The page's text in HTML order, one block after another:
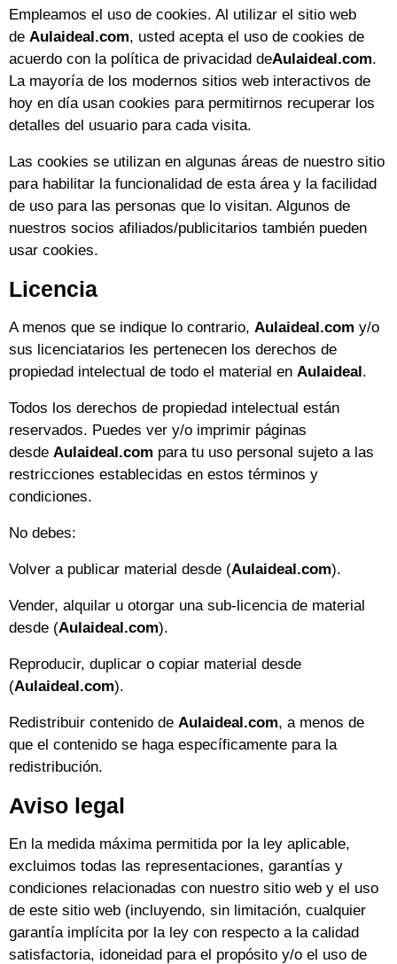
Empleamos el uso de cookies. Al utilizar el sitio web
de Aulaideal.com, usted acepta el uso de cookies de
acuerdo con la política de privacidad deAulaideal.com.
La mayoría de los modernos sitios web interactivos de
hoy en día usan cookies para permitirnos recuperar los
detalles del usuario para cada visita.
Las cookies se utilizan en algunas áreas de nuestro sitio
para habilitar la funcionalidad de esta área y la facilidad
de uso para las personas que lo visitan. Algunos de
nuestros socios afiliados/publicitarios también pueden
usar cookies.
Licencia
A menos que se indique lo contrario, Aulaideal.com y/o
sus licenciatarios les pertenecen los derechos de
propiedad intelectual de todo el material en Aulaideal.
Todos los derechos de propiedad intelectual están
reservados. Puedes ver y/o imprimir páginas
desde Aulaideal.com para tu uso personal sujeto a las
restricciones establecidas en estos términos y
condiciones.
No debes:
Volver a publicar material desde (Aulaideal.com).
Vender, alquilar u otorgar una sub-licencia de material
desde (Aulaideal.com).
Reproducir, duplicar o copiar material desde
(Aulaideal.com).
Redistribuir contenido de Aulaideal.com, a menos de
que el contenido se haga específicamente para la
redistribución.
Aviso legal
En la medida máxima permitida por la ley aplicable,
excluimos todas las representaciones, garantías y
condiciones relacionadas con nuestro sitio web y el uso
de este sitio web (incluyendo, sin limitación, cualquier
garantía implícita por la ley con respecto a la calidad
satisfactoria, idoneidad para el propósito y/o el uso de